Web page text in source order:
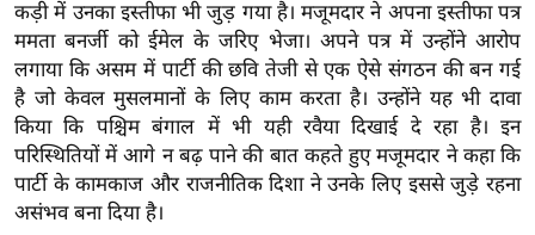
ब
ज
ट
खे
ल
क्रि
के
कड़ी में उनका इस्तीफा भी जुड़ गया है। मजूमदार ने अपना इस्तीफा पत्र
ममता बनर्जी को ईमेल के जरिए भेजा। अपने पत्र में उन्होंने आरोप
लगाया कि असम में पार्टी की छवि तेजी से एक ऐसे संगठन की बन गई
है जो केवल मुसलमानों के लिए काम करता है। उन्होंने यह भी दावा
किया कि पश्चिम बंगाल में भी यही रवैया दिखाई दे रहा है। इन
परिस्थितियों में आगे न बढ़ पाने की बात कहते हुए मजूमदार ने कहा कि
पार्टी के कामकाज और राजनीतिक दिशा ने उनके लिए इससे जुड़े रहना
असंभव बना दिया है।